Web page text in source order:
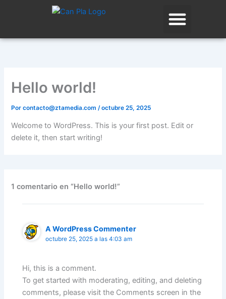
Hello world!
Porcontacto@ztamedia.com /octubre 25, 2025
Welcome to WordPress. This is your first post. Edit or
delete it, then start writing!
1 comentario en “Hello world!”
A WordPress Commenter
octubre 25, 2025 a las 4:03 am
Hi, this is a comment.
To get started with moderating, editing, and deleting
comments, please visit the Comments screen in the